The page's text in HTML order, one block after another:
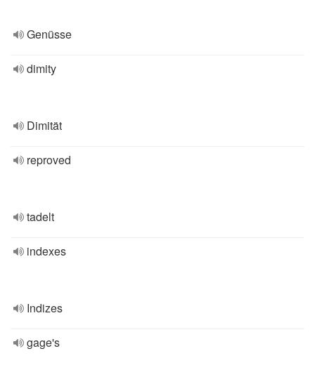
Genüsse
dimity
Dimität
reproved
tadelt
indexes
Indizes
gage's